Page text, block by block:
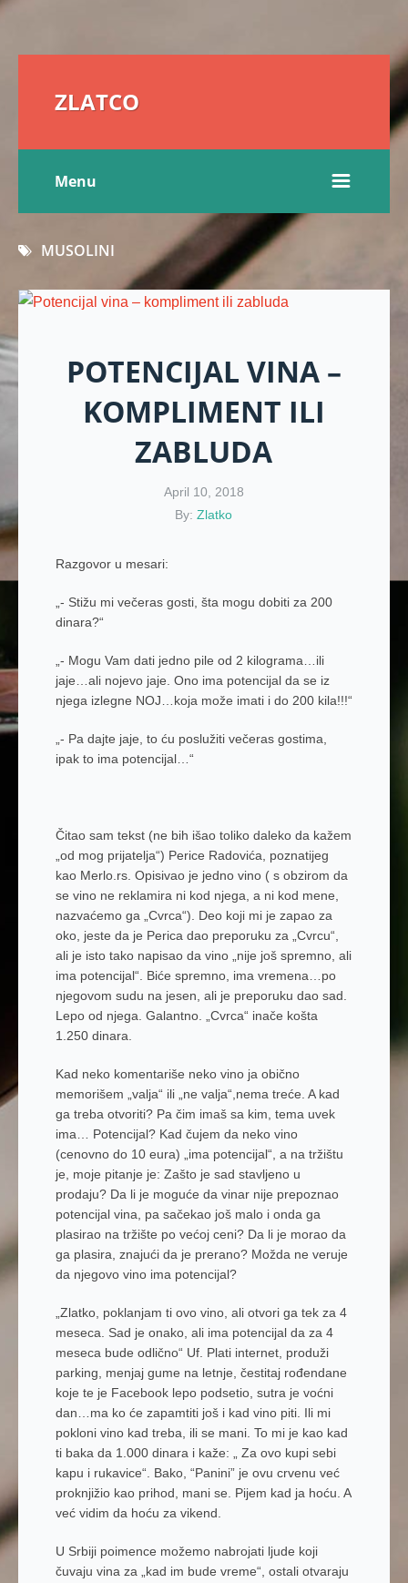
ZLATCO
Menu
MUSOLINI
POTENCIJAL VINA –
KOMPLIMENT ILI
ZABLUDA
April 10, 2018
By:Zlatko
Razgovor u mesari:
„- Stižu mi večeras gosti, šta mogu dobiti za 200
dinara?“
„- Mogu Vam dati jedno pile od 2 kilograma…ili
jaje…ali nojevo jaje. Ono ima potencijal da se iz
njega izlegne NOJ…koja može imati i do 200 kila!!!“
„- Pa dajte jaje, to ću poslužiti večeras gostima,
ipak to ima potencijal…“
Čitao sam tekst (ne bih išao toliko daleko da kažem
„od mog prijatelja“) Perice Radovića, poznatijeg
kao Merlo.rs. Opisivao je jedno vino ( s obzirom da
se vino ne reklamira ni kod njega, a ni kod mene,
nazvaćemo ga „Cvrca“). Deo koji mi je zapao za
oko, jeste da je Perica dao preporuku za „Cvrcu“,
ali je isto tako napisao da vino „nije još spremno, ali
ima potencijal“. Biće spremno, ima vremena…po
njegovom sudu na jesen, ali je preporuku dao sad.
Lepo od njega. Galantno. „Cvrca“ inače košta
1.250 dinara.
Kad neko komentariše neko vino ja obično
memorišem „valja“ ili „ne valja“,nema treće. A kad
ga treba otvoriti? Pa čim imaš sa kim, tema uvek
ima… Potencijal? Kad čujem da neko vino
(cenovno do 10 eura) „ima potencijal“, a na tržištu
je, moje pitanje je: Zašto je sad stavljeno u
prodaju? Da li je moguće da vinar nije prepoznao
potencijal vina, pa sačekao još malo i onda ga
plasirao na tržište po većoj ceni? Da li je morao da
ga plasira, znajući da je prerano? Možda ne veruje
da njegovo vino ima potencijal?
„Zlatko, poklanjam ti ovo vino, ali otvori ga tek za 4
meseca. Sad je onako, ali ima potencijal da za 4
meseca bude odlično“ Uf. Plati internet, produži
parking, menjaj gume na letnje, čestitaj rođendane
koje te je Facebook lepo podsetio, sutra je voćni
dan…ma ko će zapamtiti još i kad vino piti. Ili mi
pokloni vino kad treba, ili se mani. To mi je kao kad
ti baka da 1.000 dinara i kaže: „ Za ovo kupi sebi
kapu i rukavice“. Bako, “Panini” je ovu crvenu već
proknjižio kao prihod, mani se. Pijem kad ja hoću. A
već vidim da hoću za vikend.
U Srbiji poimence možemo nabrojati ljude koji
čuvaju vina za „kad im bude vreme“, ostali otvaraju